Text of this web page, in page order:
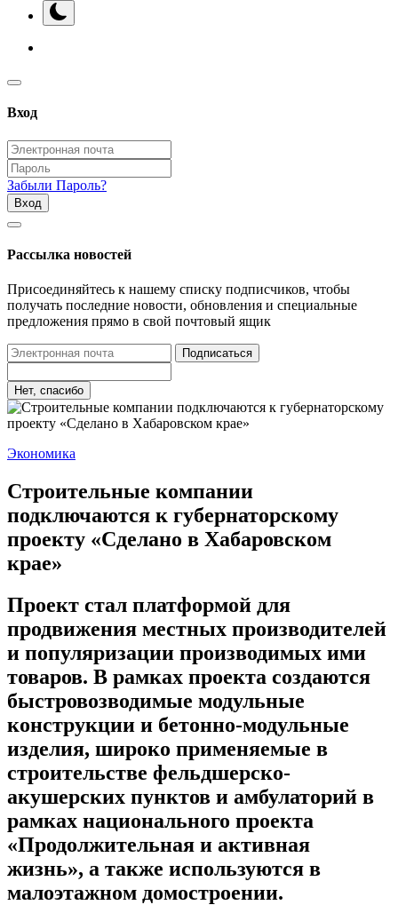
Вход
Забыли Пароль?
Вход
Рассылка новостей
Присоединяйтесь к нашему списку подписчиков, чтобы
получать последние новости, обновления и специальные
предложения прямо в свой почтовый ящик
Подписаться
Нет, спасибо
Экономика
Строительные компании
подключаются к губернаторскому
проекту «Сделано в Хабаровском
крае»
Проект стал платформой для
продвижения местных производителей
и популяризации производимых ими
товаров. В рамках проекта создаются
быстровозводимые модульные
конструкции и бетонно-модульные
изделия, широко применяемые в
строительстве фельдшерско-
акушерских пунктов и амбулаторий в
рамках национального проекта
«Продолжительная и активная
жизнь», а также используются в
малоэтажном домостроении.